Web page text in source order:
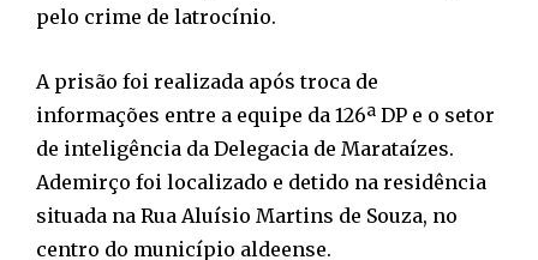
pelo crime de latrocínio.
A prisão foi realizada após troca de
informações entre a equipe da 126ª DP e o setor
de inteligência da Delegacia de Marataízes.
Ademirço foi localizado e detido na residência
situada na Rua Aluísio Martins de Souza, no
centro do município aldeense.